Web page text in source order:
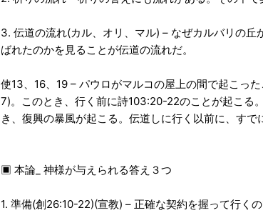
3. 伝道の流れ(カル、オリ、マル) – なぜカルバリの
ばれたのかを見ることが伝道の流れだ。
使13、16、19 – パウロがマルコの屋上の間で起こっ
7)。このとき、行く前に詩103:20-22のことが起こる
き、復興の暴風が起こる。伝道しに行く以前に、すで
▣ 本論_ 神様が与えられる答え３つ
1. 準備(創26:10-22)(宣教) – 正確な契約を握って行く